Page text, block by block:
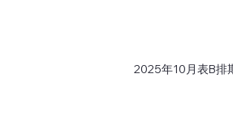
2025年10月表B排